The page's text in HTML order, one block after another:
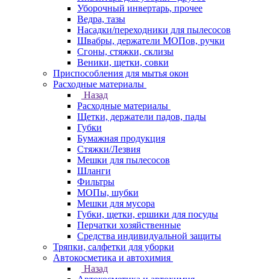
Уборочный инвертарь, прочее
Ведра, тазы
Насадки/переходники для пылесосов
Швабры, держатели МОПов, ручки
Сгоны, стяжки, склизы
Веники, щетки, совки
Приспособления для мытья окон
Расходные материалы
Назад
Расходные материалы
Щетки, держатели падов, пады
Губки
Бумажная продукция
Стяжки/Лезвия
Мешки для пылесосов
Шланги
Фильтры
МОПы, шубки
Мешки для мусора
Губки, щетки, ершики для посуды
Перчатки хозяйственные
Средства индивидуальной защиты
Тряпки, салфетки для уборки
Автокосметика и автохимия
Назад